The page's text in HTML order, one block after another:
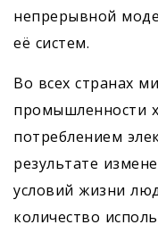
непрерывной
её систем.
Во всех странах
промышленности
потреблением
результате
условий жизни
количество